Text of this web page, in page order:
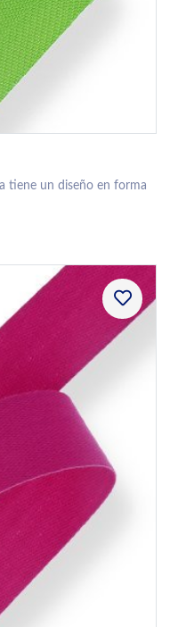
tiene un diseño en forma